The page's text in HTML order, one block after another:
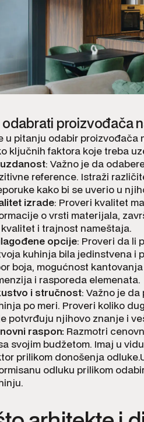
odabrati proizvođača
u pitanju odabir proizvođača
ključnih faktora koje treba
: Važno je da
reference. Istraži
kako bi se uverio u
izrade: Proveri kvalitet
o vrsti materijala,
i trajnost nameštaja.
opcije: Proveri da li
kuhinja bila jedinstvena i
boja, mogućnost
i rasporeda elemenata.
i stručnost: Važno je
po meri. Proveri koliko
potvrđuju njihovo znanje i
raspon: Razmotri
svojim budžetom. Imaj u
prilikom donošenja
odluku prilikom